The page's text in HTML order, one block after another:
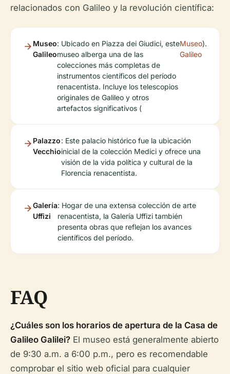
relacionados con Galileo y la revolución científica:
Museo
Galileo
: Ubicado en Piazza dei Giudici, este
museo alberga una de las
colecciones más completas de
instrumentos científicos del período
renacentista. Incluye los telescopios
originales de Galileo y otros
artefactos significativos (
Museo
Galileo
).
Palazzo
Vecchio
: Este palacio histórico fue la ubicación
inicial de la colección Medici y ofrece una
visión de la vida política y cultural de la
Florencia renacentista.
Galería
Uffizi
: Hogar de una extensa colección de arte
renacentista, la Galería Uffizi también
presenta obras que reflejan los avances
científicos del período.
FAQ
¿Cuáles son los horarios de apertura de la Casa de
Galileo Galilei? El museo está generalmente abierto
de 9:30 a.m. a 6:00 p.m., pero es recomendable
comprobar el sitio web oficial para cualquier